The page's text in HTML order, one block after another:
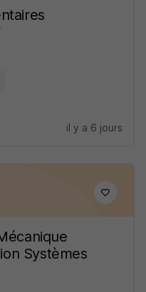
il y a 6 jours
Systèmes